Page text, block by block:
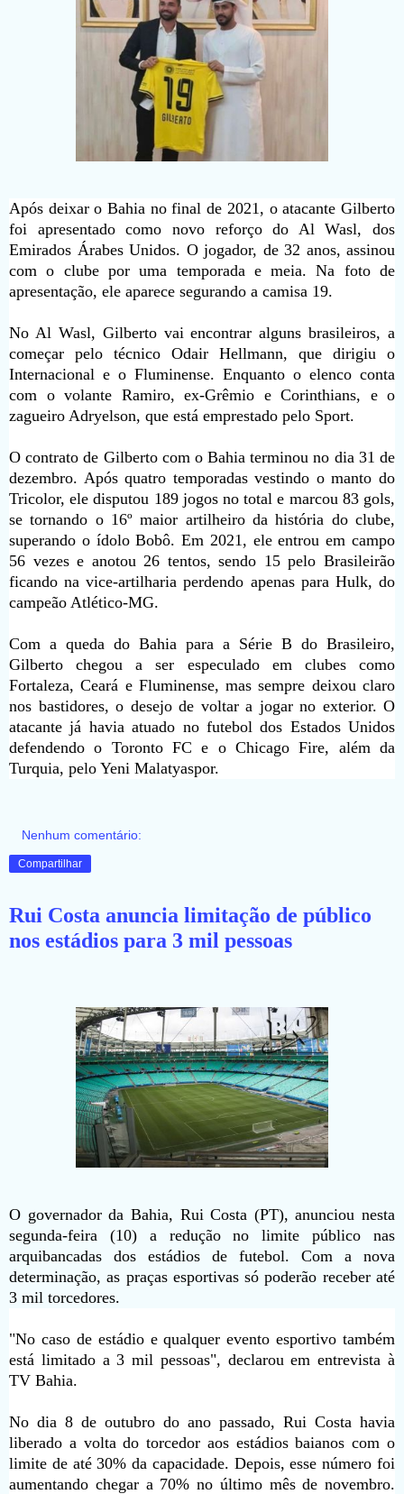
Após deixar o Bahia no final de 2021, o atacante Gilberto
foi apresentado como novo reforço do Al Wasl, dos
Emirados Árabes Unidos. O jogador, de 32 anos, assinou
com o clube por uma temporada e meia. Na foto de
apresentação, ele aparece segurando a camisa 19.
No Al Wasl, Gilberto vai encontrar alguns brasileiros, a
começar pelo técnico Odair Hellmann, que dirigiu o
Internacional e o Fluminense. Enquanto o elenco conta
com o volante Ramiro, ex-Grêmio e Corinthians, e o
zagueiro Adryelson, que está emprestado pelo Sport.
O contrato de Gilberto com o Bahia terminou no dia 31 de
dezembro. Após quatro temporadas vestindo o manto do
Tricolor, ele disputou 189 jogos no total e marcou 83 gols,
se tornando o 16º maior artilheiro da história do clube,
superando o ídolo Bobô. Em 2021, ele entrou em campo
56 vezes e anotou 26 tentos, sendo 15 pelo Brasileirão
ficando na vice-artilharia perdendo apenas para Hulk, do
campeão Atlético-MG.
Com a queda do Bahia para a Série B do Brasileiro,
Gilberto chegou a ser especulado em clubes como
Fortaleza, Ceará e Fluminense, mas sempre deixou claro
nos bastidores, o desejo de voltar a jogar no exterior. O
atacante já havia atuado no futebol dos Estados Unidos
defendendo o Toronto FC e o Chicago Fire, além da
Turquia, pelo Yeni Malatyaspor.
Nenhum comentário:
Compartilhar
Rui Costa anuncia limitação de público
nos estádios para 3 mil pessoas
O governador da Bahia, Rui Costa (PT), anunciou nesta
segunda-feira (10) a redução no limite público nas
arquibancadas dos estádios de futebol. Com a nova
determinação, as praças esportivas só poderão receber até
3 mil torcedores.
"No caso de estádio e qualquer evento esportivo também
está limitado a 3 mil pessoas", declarou em entrevista à
TV Bahia.
No dia 8 de outubro do ano passado, Rui Costa havia
liberado a volta do torcedor aos estádios baianos com o
limite de até 30% da capacidade. Depois, esse número foi
aumentando chegar a 70% no último mês de novembro.